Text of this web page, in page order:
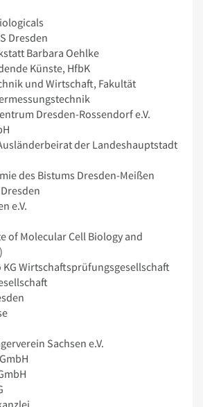
Dresden
Barbara Oehlke
Künste, HfbK
und Wirtschaft, Fakultät
Dresden-Rossendorf e.V.
der Landeshauptstadt
des Bistums Dresden-Meißen
e.V.
of Molecular Cell Biology and
KG Wirtschaftsprüfungsgesellschaft
Sachsen e.V.